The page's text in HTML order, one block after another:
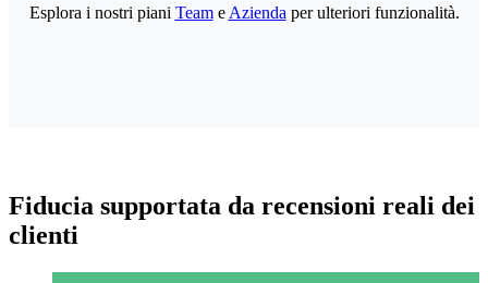
Esplora i nostri piani Teame Azienda per ulteriori funzionalità.
Fiducia supportata da recensioni reali dei
clienti